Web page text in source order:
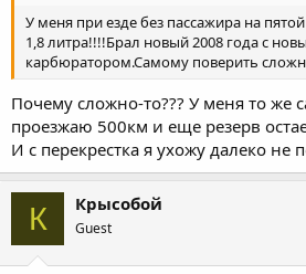
У меня при езде без пассажира на
1,8 литра!!!!Брал новый 2008 года с
карбюратором.Самому поверить
Почему сложно-то??? У меня то же
проезжаю 500км и еще резерв
И с перекрестка я ухожу далеко не
К Крысобой
Guest